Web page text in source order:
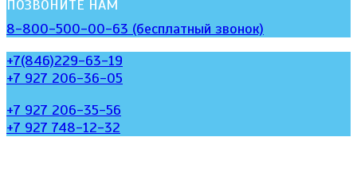
ПОЗВОНИТЕ НАМ
8-800-500-00-63 (бесплатный звонок)
+7(846)229-63-19
+7 927 206-36-05
+7 927 206-35-56
+7 927 748-12-32